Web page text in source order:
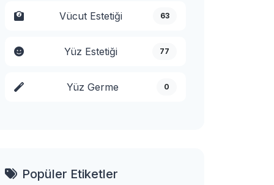
Vücut Estetiği 63
Yüz Estetiği 77
Yüz Germe 0
Popüler Etiketler